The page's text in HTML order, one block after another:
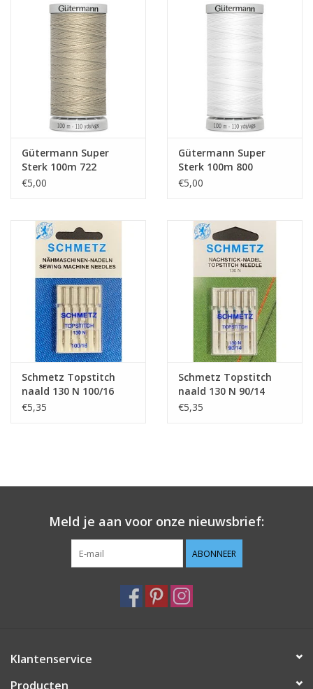
Gütermann Super
Sterk 100m 722
€5,00
Gütermann Super
Sterk 100m 800
€5,00
Schmetz Topstitch
naald 130 N 100/16
€5,35
Schmetz Topstitch
naald 130 N 90/14
€5,35
Meld je aan voor onze nieuwsbrief:
ABONNEER
Klantenservice
Producten